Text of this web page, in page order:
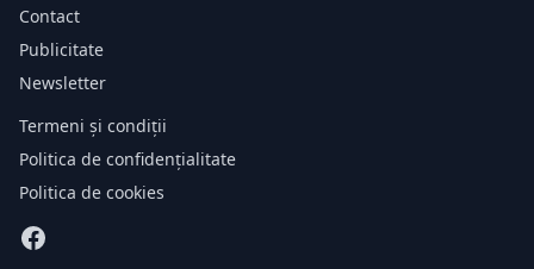
Contact
Publicitate
Newsletter
Termeni și condiții
Politica de confidențialitate
Politica de cookies